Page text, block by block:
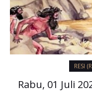
RESI
Rabu, 01 Juli